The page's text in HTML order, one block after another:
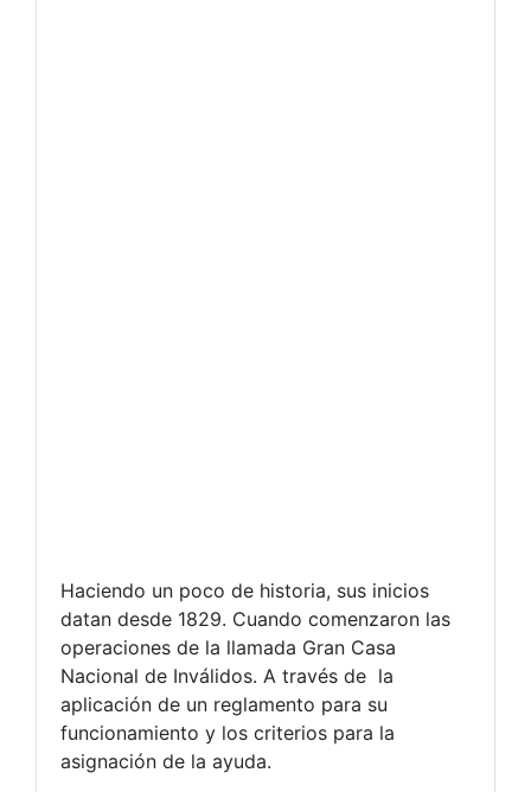
Haciendo un poco de historia, sus inicios
datan desde 1829. Cuando comenzaron las
operaciones de la llamada Gran Casa
Nacional de Inválidos. A través de la
aplicación de un reglamento para su
funcionamiento y los criterios para la
asignación de la ayuda.